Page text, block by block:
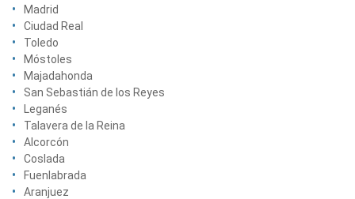
Madrid
Ciudad Real
Toledo
Móstoles
Majadahonda
San Sebastián de los Reyes
Leganés
Talavera de la Reina
Alcorcón
Coslada
Fuenlabrada
Aranjuez